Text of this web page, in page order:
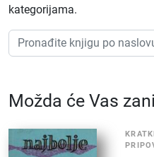
kategorijama.
Možda će Vas